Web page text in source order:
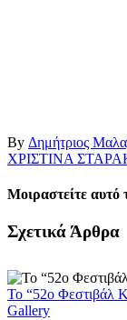
By Δημήτριος
ΧΡΙΣΤΙΝΑ
Μοιραστείτε αυτό
Facebook
X
LinkedIn
WhatsApp
Email
Σχετικά Άρθρα
Το “52ο Φεστιβάλ
Gallery